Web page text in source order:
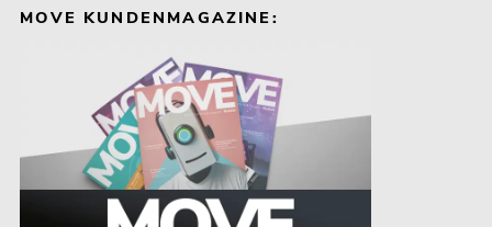
MOVE KUNDENMAGAZINE: